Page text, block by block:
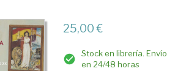
25,00 €
Stock en librería. Envío
en 24/48 horas